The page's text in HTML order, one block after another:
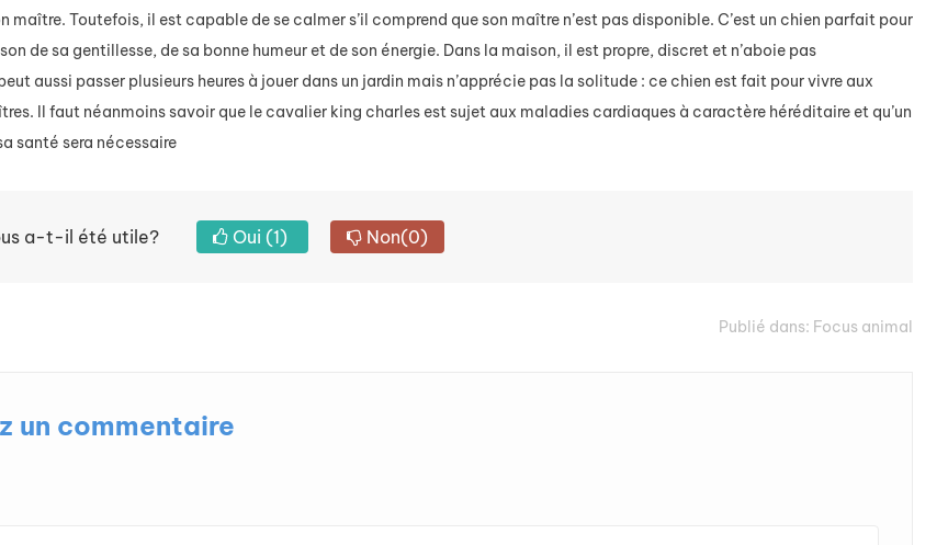
et
Fiche
Conseil
chez le
et les chats
maître. Toutefois, il est capable de se calmer s’il comprend que son maître n’est pas disponible. C’est un chien parfait pour
de sa gentillesse, de sa bonne humeur et de son énergie. Dans la maison, il est propre, discret et n’aboie pas
aussi passer plusieurs heures à jouer dans un jardin mais n’apprécie pas la solitude : ce chien est fait pour vivre aux
Il faut néanmoins savoir que le cavalier king charles est sujet aux maladies cardiaques à caractère héréditaire et qu’un
santé sera nécessaire
a-t-il été utile? Oui (1) Non(0)
Publié dans: Focus animal
un commentaire